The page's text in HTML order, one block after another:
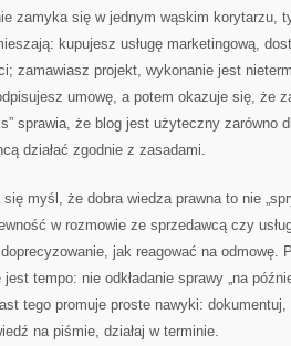
zamyka się w jednym wąskim korytarzu,
kupujesz usługę marketingową,
zamawiasz projekt, wykonanie jest
umowę, a potem okazuje się, że
sprawia, że blog jest użyteczny zarówno
działać zgodnie z zasadami.
myśl, że dobra wiedza prawna to nie
w rozmowie ze sprzedawcą czy
jak reagować na odmowę.
tempo: nie odkładanie sprawy „na
tego promuje proste nawyki:
na piśmie, działaj w terminie.